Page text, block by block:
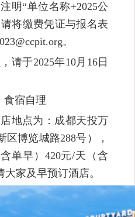
明“单位名称+2025公
将缴费凭证与报名表
。
请于2025年10月16日
食宿自理
地点为：成都天投万
博览城路288号），
单早）420元/天（含
家及早预订酒店。